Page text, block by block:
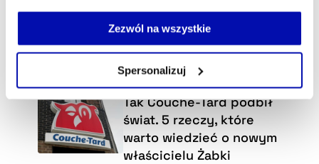
Jeżeli nie wyrażasz zgody na zapisywanie plików cookie,
możesz łatwo zarządzać swoimi uprawnieniami, np. we
własnej przeglądarce internetowej lub po wybraniu opcji
naszejPolityce Prywatności .
Zezwól na wszystkie
Spersonalizuj
Wybraliśmy dla Ciebie
Tak Couche-Tard podbił
świat. 5 rzeczy, które
warto wiedzieć o nowym
właścicielu Żabki